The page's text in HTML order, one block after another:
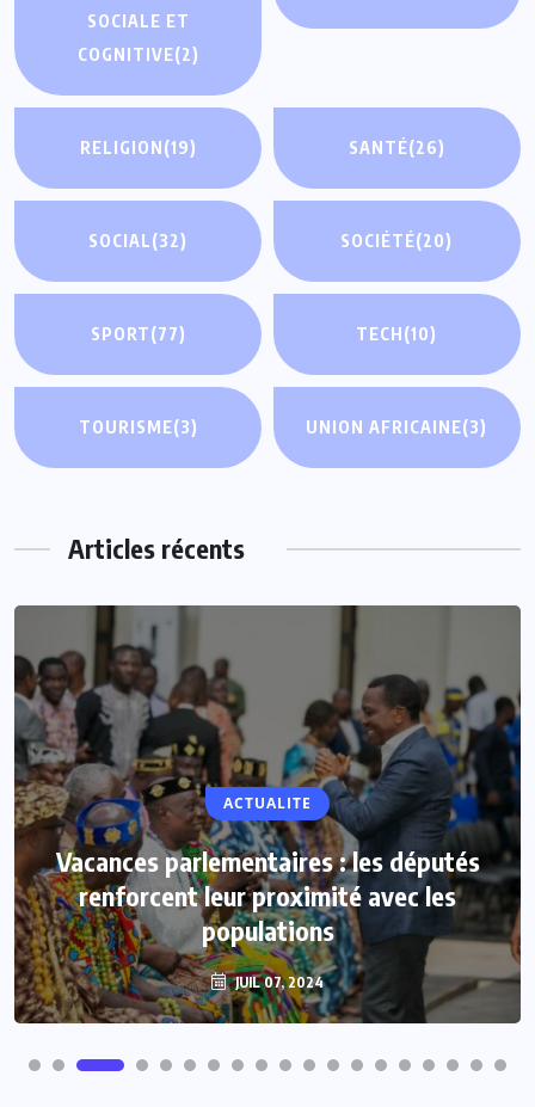
SOCIALE ET
COGNITIVE(2)
RELIGION(19) SANTÉ(26)
SOCIAL(32) SOCIÉTÉ(20)
SPORT(77) TECH(10)
TOURISME(3) UNION AFRICAINE(3)
Articles récents
ACTUALITE
Vacances parlementaires : les députés
renforcent leur proximité avec les
populations
JUIL 07, 2024